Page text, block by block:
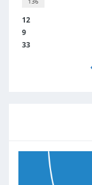
12
9
33